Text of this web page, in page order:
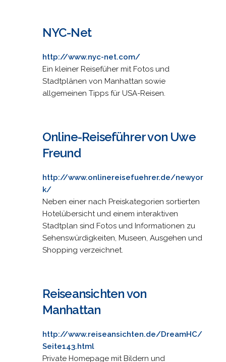
NYC-Net
http://www.nyc-net.com/
Ein kleiner Reisefüher mit Fotos und
Stadtplänen von Manhattan sowie
allgemeinen Tipps für USA-Reisen.
Online-Reiseführer von Uwe
Freund
http://www.onlinereisefuehrer.de/newyor
k/
Neben einer nach Preiskategorien sortierten
Hotelübersicht und einem interaktiven
Stadtplan sind Fotos und Informationen zu
Sehenswürdigkeiten, Museen, Ausgehen und
Shopping verzeichnet.
Reiseansichten von
Manhattan
http://www.reiseansichten.de/DreamHC/
Seite143.html
Private Homepage mit Bildern und